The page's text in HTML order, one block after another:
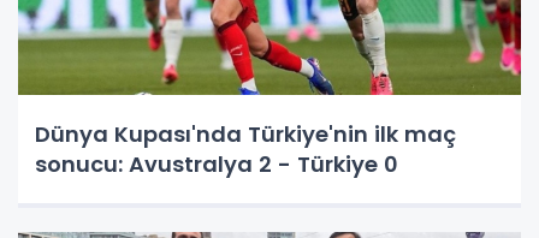
Dünya Kupası'nda Türkiye'nin ilk maç
sonucu: Avustralya 2 - Türkiye 0